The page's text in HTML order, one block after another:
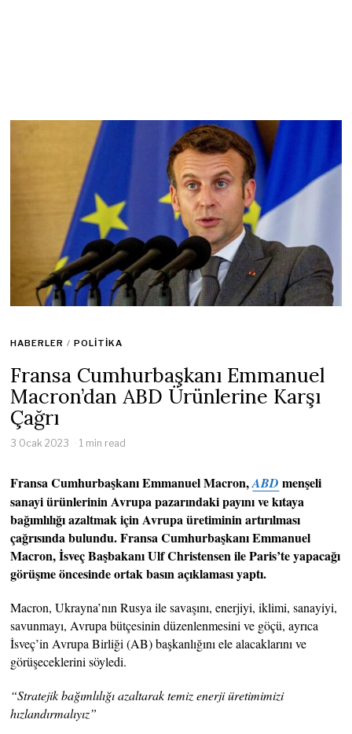
HABERLER / POLITIKA
Fransa Cumhurbaşkanı Emmanuel
Macron’dan ABD Ürünlerine Karşı
Çağrı
3 Ocak 2023 1 min read
Fransa Cumhurbaşkanı Emmanuel Macron,ABD menşeli
sanayi ürünlerinin Avrupa pazarındaki payını ve kıtaya
bağımlılığı azaltmak için Avrupa üretiminin artırılması
çağrısında bulundu. Fransa Cumhurbaşkanı Emmanuel
Macron, İsveç Başbakanı Ulf Christensen ile Paris’te yapacağı
görüşme öncesinde ortak basın açıklaması yaptı.
Macron, Ukrayna’nın Rusya ile savaşını, enerjiyi, iklimi, sanayiyi,
savunmayı, Avrupa bütçesinin düzenlenmesini ve göçü, ayrıca
İsveç’in Avrupa Birliği (AB) başkanlığını ele alacaklarını ve
görüşeceklerini söyledi.
“Stratejik bağımlılığı azaltarak temiz enerji üretimimizi
hızlandırmalıyız”